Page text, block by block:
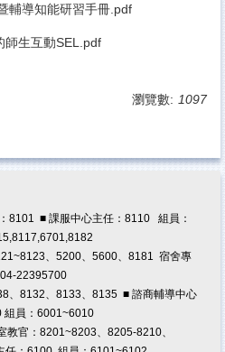
輔導知能研習手冊.pdf
師生互動SEL.pdf
瀏覽數: 1097
8101 ■ 課服中心主任：8110 組員：
、5200、5600、8181 宿舍專
22395700
、8132、8133、8135 ■ 諮商輔導中心
組員：6001~6010
教官：8201~8203、8205-8210、